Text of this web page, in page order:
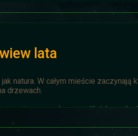
lata
natura. W całym mieście zaczynają
drzewach.
z winy prowadzącego. Każda osoba